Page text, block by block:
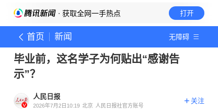
· 获取全网一手热点 打开
首页 新闻 无障碍
毕业前，这名学子为何贴出“感谢告
示”？
人民日报
2026年7月2日10:19 北京 人民日报社官方账号
关注